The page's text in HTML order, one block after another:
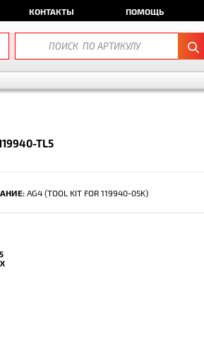
КОНТАКТЫ ПОМОЩЬ
TL5
AG4 (TOOL KIT FOR 119940-05K)